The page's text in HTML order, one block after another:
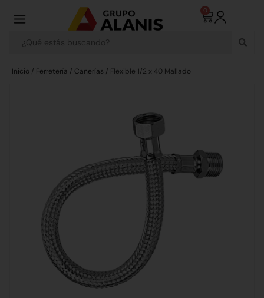
0
Inicio / Ferretería / Cañerías / Flexible 1/2 x 40 Mallado